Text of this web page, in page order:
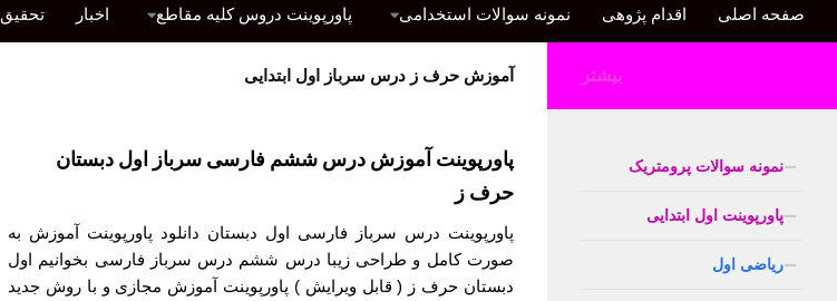
صفحه اصلی اقدام پژوهی نمونه سوالات استخدامی پاورپوینت دروس کلیه مقاطع اخبار تحقیق
آموزش حرف ز درس سرباز اول ابتدایی
پاورپوینت آموزش درس ششم فارسی سرباز اول دبستان
حرف ز
پاورپوینت درس سرباز فارسی اول دبستان دانلود پاورپوینت آموزش به
صورت کامل و طراحی زیبا درس ششم درس سرباز فارسی بخوانیم اول
دبستان حرف ز ( قابل ویرایش ) پاورپوینت آموزش مجازی و با روش جدید
بیشتر
نمونه سوالات پرومتریک
پاورپوینت اول ابتدایی
ریاضی اول